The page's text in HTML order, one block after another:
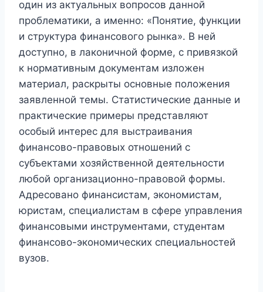
один из актуальных вопросов данной
проблематики, а именно: «Понятие, функции
и структура финансового рынка». В ней
доступно, в лаконичной форме, с привязкой
к нормативным документам изложен
материал, раскрыты основные положения
заявленной темы. Статистические данные и
практические примеры представляют
особый интерес для выстраивания
финансово-правовых отношений с
субъектами хозяйственной деятельности
любой организационно-правовой формы.
Адресовано финансистам, экономистам,
юристам, специалистам в сфере управления
финансовыми инструментами, студентам
финансово-экономических специальностей
вузов.